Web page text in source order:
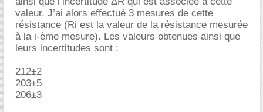
valeur. J’ai alors effectué 3 mesures de cette
résistance (Ri est la valeur de la résistance mesurée
à la i-ème mesure). Les valeurs obtenues ainsi que
leurs incertitudes sont :
212±2
203±5
206±3